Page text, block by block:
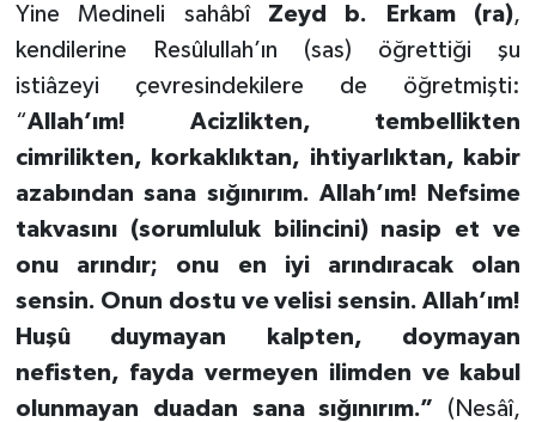
Yine Medineli sahâbî Zeyd b. Erkam (ra),
kendilerine Resûlullah’ın (sas) öğrettiği şu
istiâzeyi çevresindekilere de öğretmişti:
“Allah’ım! Acizlikten, tembellikten
cimrilikten, korkaklıktan, ihtiyarlıktan, kabir
azabından sana sığınırım. Allah’ım! Nefsime
takvasını (sorumluluk bilincini) nasip et ve
onu arındır; onu en iyi arındıracak olan
sensin. Onun dostu ve velisi sensin. Allah’ım!
Huşû duymayan kalpten, doymayan
nefisten, fayda vermeyen ilimden ve kabul
olunmayan duadan sana sığınırım.” (Nesâî,